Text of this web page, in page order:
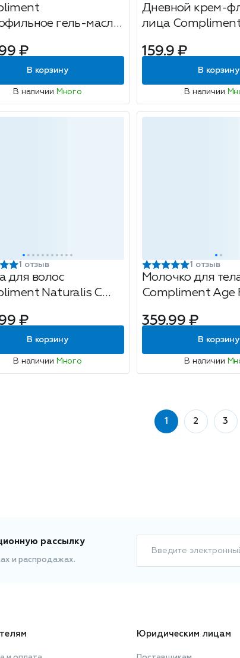
гель-масло
кожи,
₽
В корзину
В наличии Много
Дневной крем-
лица
159.9 ₽
В корзину
В наличии
1 отзыв
для волос
Naturalis С
стимуляция
укрепление, 500мл
₽
В корзину
В наличии Много
1 отзыв
Молочко для
Compliment Age
359.99 ₽
В корзину
В наличии
1 2 3
рассылку
и распродажах.
Введите
Юридическим лицам